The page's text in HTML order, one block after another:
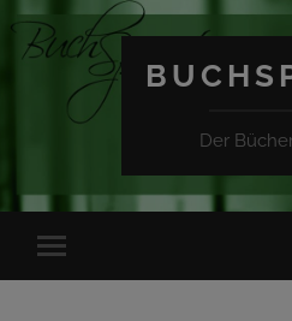
Der
Mobile-
Menü